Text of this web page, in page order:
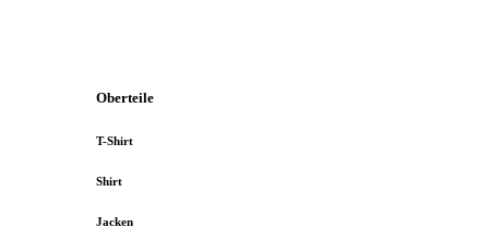
Oberteile
T-Shirt
Shirt
Jacken